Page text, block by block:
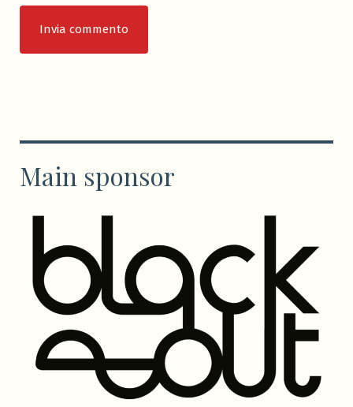
Main sponsor